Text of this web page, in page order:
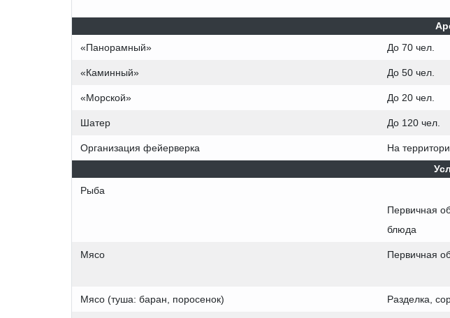
«Панорамный»
До 70 чел.
«Каминный» До 50 чел.
«Морской» До 20 чел.
Шатер До 120 чел.
Организация фейерверка На
Рыба
Первичная
блюда
Мясо Первичная
Мясо (туша: баран, поросенок) Разделка,